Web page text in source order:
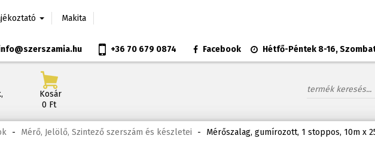
Makita
+36 70 679 0874 Facebook Hétfő-Péntek 8-16,
Kosár
0 Ft
- Mérő, Jelölő, Szintező szerszám és készletei - Mérőszalag, gumírozott, 1 stoppos, 10m x